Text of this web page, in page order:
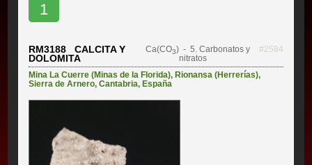
1
RM3188 CALCITA Y
DOLOMITA
Ca(CO3)- 5. Carbonatos y
nitratos
#2584
Mina La Cuerre (Minas de la Florida), Rionansa (Herrerías),
Sierra de Arnero,Cantabria, España